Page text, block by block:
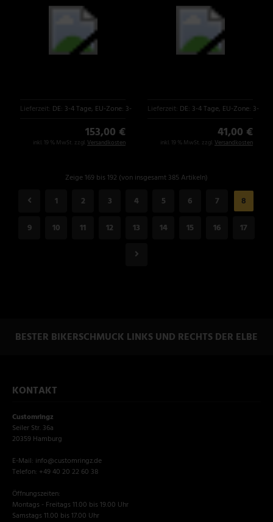
Lieferzeit: DE: 3-4 Tage, EU-Zone: 3-6 Tage
153,00 €
inkl. 19 % MwSt. zzgl. Versandkosten
Lieferzeit: DE: 3-4 Tage, EU-Zone: 3-6
41,00 €
inkl. 19 % MwSt. zzgl. Versandkosten
Zeige 169 bis 192 (von insgesamt 385 Artikeln)
1 2 3 4 5 6 7
8
9
10 11 12 13 14 15 16 17
BESTER BIKERSCHMUCK LINKS UND RECHTS DER ELBE
KONTAKT
Customringz
Seiler Str. 36a
20359 Hamburg
E-Mail: info@customringz.de
Telefon: +49 40 20 22 60 38
Öffnungszeiten:
Montags - Freitags 11.00 bis 19.00 Uhr
Samstags 11.00 bis 17.00 Uhr